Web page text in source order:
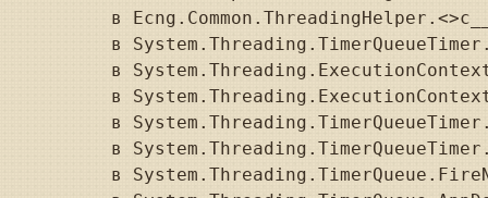
в
в
в
в
в
в
в